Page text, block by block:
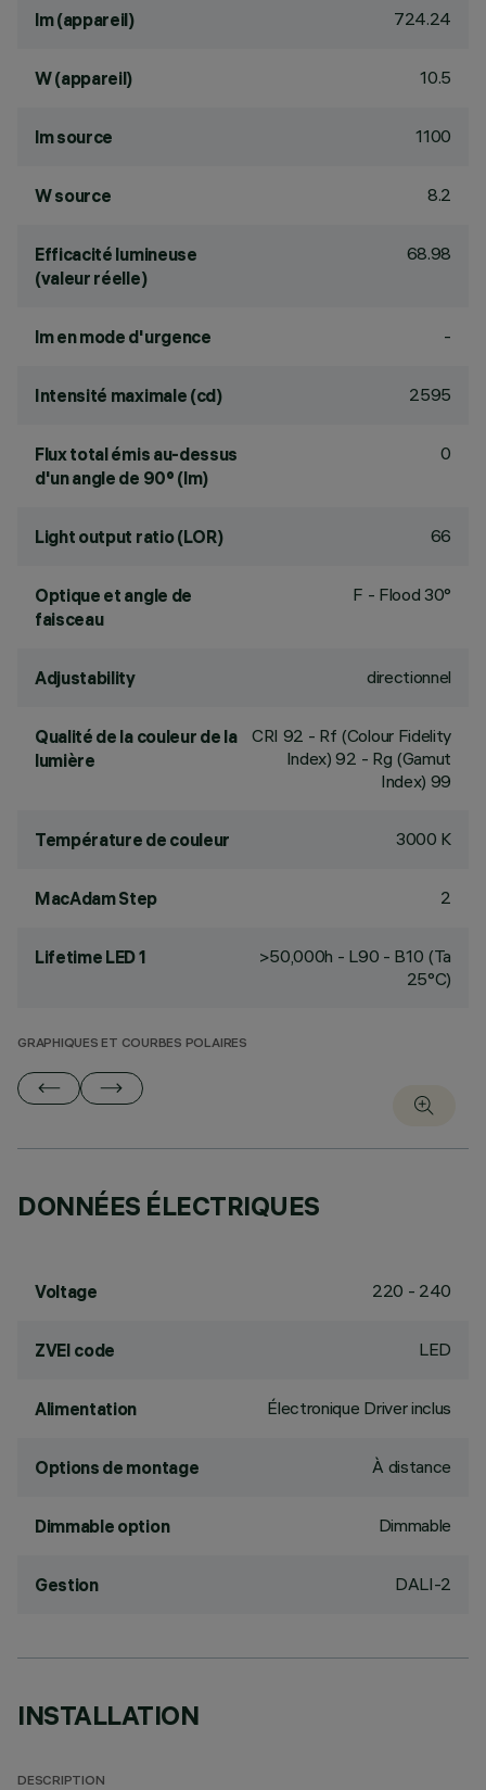
lm (appareil) 724.24
W (appareil) 10.5
lm source 1100
W source 8.2
Efficacité lumineuse
(valeur réelle)
68.98
lm en mode d'urgence -
Intensité maximale (cd) 2595
Flux total émis au-dessus
d'un angle de 90° (lm)
0
Light output ratio (LOR) 66
Optique et angle de
faisceau
F - Flood 30°
Adjustability directionnel
Qualité de la couleur de la
lumière
CRI 92 - Rf (Colour Fidelity
Index) 92 - Rg (Gamut
Index) 99
Température de couleur 3000 K
MacAdam Step 2
Lifetime LED 1
>50,000h - L90 - B10 (Ta
25°C)
GRAPHIQUES ET COURBES POLAIRES
DONNÉES ÉLECTRIQUES
Voltage 220 - 240
ZVEI code LED
Alimentation Électronique Driver inclus
Options de montage À distance
Dimmable option Dimmable
Gestion DALI-2
INSTALLATION
DESCRIPTION